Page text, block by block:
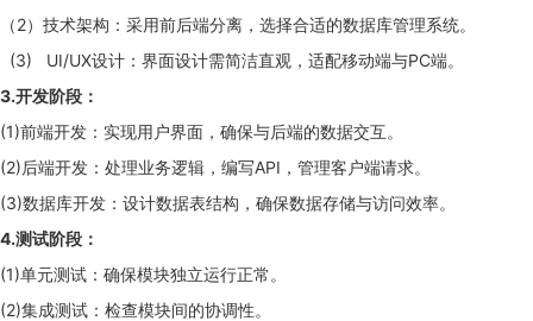
（2）技术架构：采用前后端分离，选择合适的数据库管理系统。
(3) UI/UX设计：界面设计需简洁直观，适配移动端与PC端。
3.开发阶段：
(1)前端开发：实现用户界面，确保与后端的数据交互。
(2)后端开发：处理业务逻辑，编写API，管理客户端请求。
(3)数据库开发：设计数据表结构，确保数据存储与访问效率。
4.测试阶段：
(1)单元测试：确保模块独立运行正常。
(2)集成测试：检查模块间的协调性。